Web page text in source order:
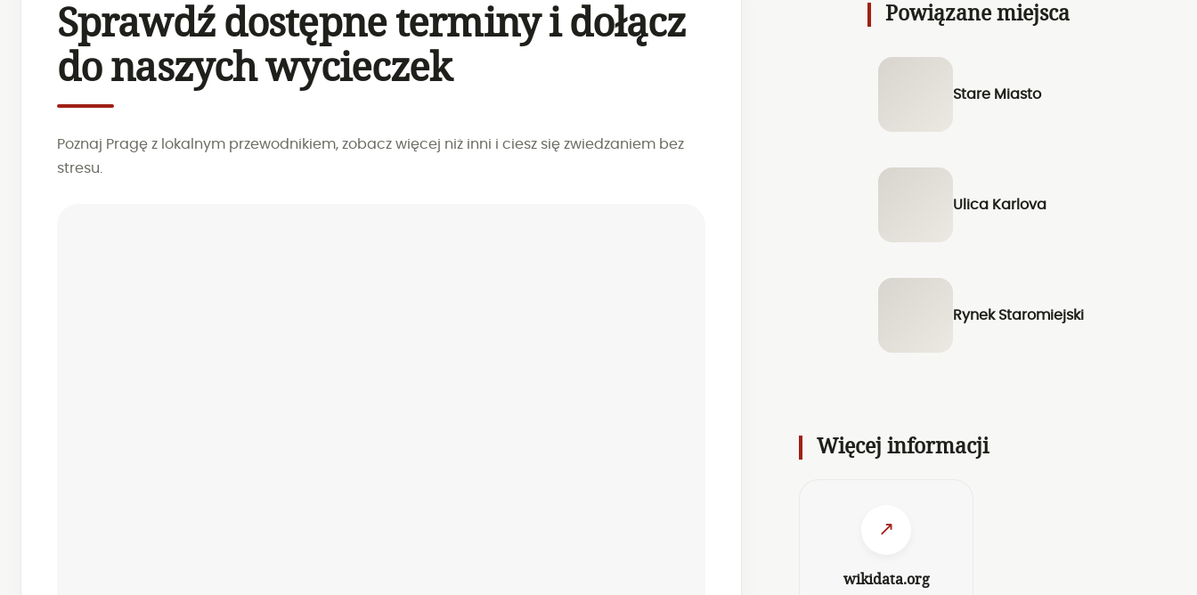
Sprawdź dostępne terminy i dołącz
do naszych wycieczek
Poznaj Pragę z lokalnym przewodnikiem, zobacz więcej niż inni i ciesz się zwiedzaniem bez
stresu.
Powiązane miejsca
Stare Miasto
Ulica Karlova
Rynek Staromiejski
Więcej informacji
↗
wikidata.org